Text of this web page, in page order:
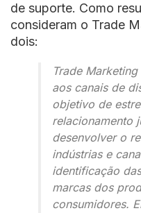
de suporte. Como
consideram o Trade
dois:
Trade
aos canais de
objetivo de
relacionamento
desenvolver o
indústrias e
identificação
marcas dos
consumidores.